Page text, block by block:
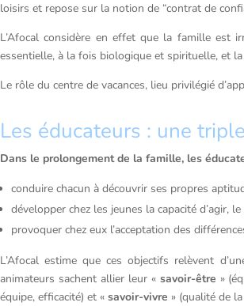
loisirs et repose sur la notion de “contrat de
L’Afocal considère en effet que la famille est
essentielle, à la fois biologique et spirituelle, et
Le rôle du centre de vacances, lieu privilégié
Les éducateurs : une
Dans le prolongement de la famille, les
conduire chacun à découvrir ses propres
développer chez les jeunes la capacité d’agir,
provoquer chez eux l’acceptation des
L’Afocal estime que ces objectifs relèvent
animateurs sachent allier leur « savoir-être »
équipe, efficacité) et « savoir-vivre » (qualité de